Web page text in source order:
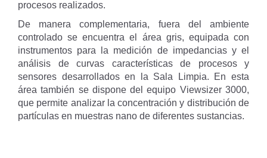
procesos realizados.
De manera complementaria, fuera del ambiente
controlado se encuentra el área gris, equipada con
instrumentos para la medición de impedancias y el
análisis de curvas características de procesos y
sensores desarrollados en la Sala Limpia. En esta
área también se dispone del equipo Viewsizer 3000,
que permite analizar la concentración y distribución de
partículas en muestras nano de diferentes sustancias.